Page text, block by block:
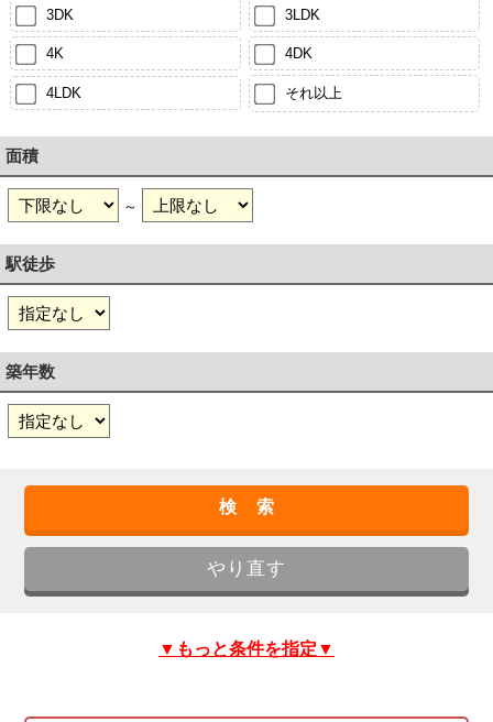
3DK 3LDK
4K 4DK
4LDK それ以上
面積
～
駅徒歩
築年数
▼もっと条件を指定▼